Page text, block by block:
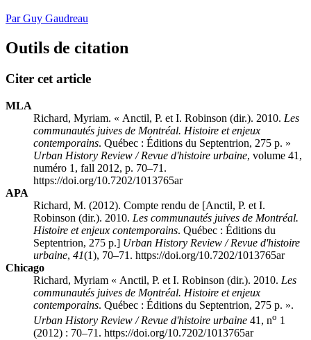
Par Guy Gaudreau
Outils de citation
Citer cet article
MLA
Richard, Myriam. « Anctil, P. et I. Robinson (dir.). 2010. Les
communautés juives de Montréal. Histoire et enjeux
contemporains. Québec : Éditions du Septentrion, 275 p. »
Urban History Review / Revue d'histoire urbaine, volume 41,
numéro 1, fall 2012, p. 70–71.
https://doi.org/10.7202/1013765ar
APA
Richard, M. (2012). Compte rendu de [Anctil, P. et I.
Robinson (dir.). 2010. Les communautés juives de Montréal.
Histoire et enjeux contemporains. Québec : Éditions du
Septentrion, 275 p.] Urban History Review / Revue d'histoire
urbaine, 41(1), 70–71. https://doi.org/10.7202/1013765ar
Chicago
Richard, Myriam « Anctil, P. et I. Robinson (dir.). 2010. Les
communautés juives de Montréal. Histoire et enjeux
contemporains. Québec : Éditions du Septentrion, 275 p. ».
Urban History Review / Revue d'histoire urbaine 41, no 1
(2012) : 70–71. https://doi.org/10.7202/1013765ar